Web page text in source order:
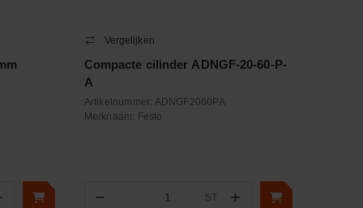
Vergelijken
Compacte cilinder ADNGF-20-60-P-
A
Artikelnummer: ADNGF2060PA
Merknaam: Festo
− ST +